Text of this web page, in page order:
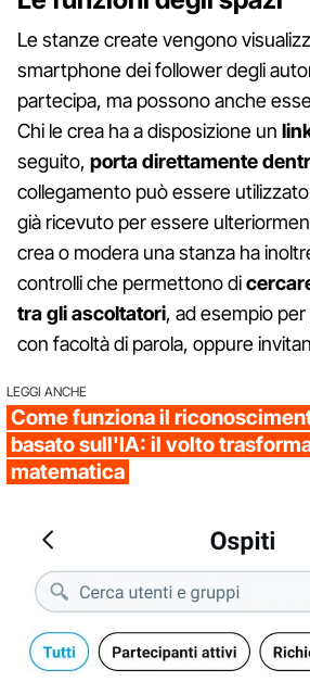
Le stanze create vengono
smartphone dei follower degli
partecipa, ma possono anche
Chi le crea ha a disposizione un
seguito, porta direttamente
collegamento può essere
già ricevuto per essere
crea o modera una stanza ha
controlli che permettono di
tra gli ascoltatori, ad esempio
con facoltà di parola, oppure
LEGGI ANCHE
Come funziona il
basato sull'IA: il volto
matematica